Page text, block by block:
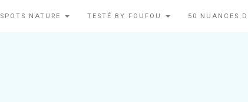
SPOTS NATURE TESTÉ BY FOUFOU 50 NUANCES